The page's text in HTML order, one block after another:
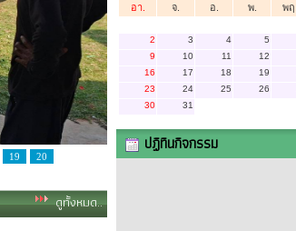
19 20
ดูทั้งหมด..
อา.
จ. อ. พ. พฤ.
2
3 4 5
9
10 11 12
16
17 18 19
23
24 25 26
30
31
ปฏิทินกิจกรรม